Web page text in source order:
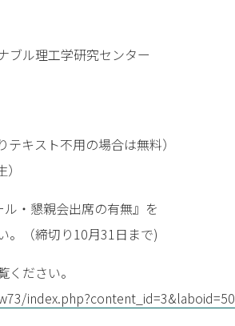
理工学研究センター
不用の場合は無料）
・懇親会出席の有無』を
切り10月31日まで)
ださい。
index.php?content_id=3&laboid=50